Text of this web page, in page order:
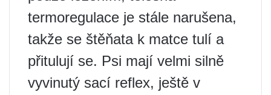
termoregulace je stále narušena,
takže se štěňata k matce tulí a
přitulují se. Psi mají velmi silně
vyvinutý sací reflex, ještě v